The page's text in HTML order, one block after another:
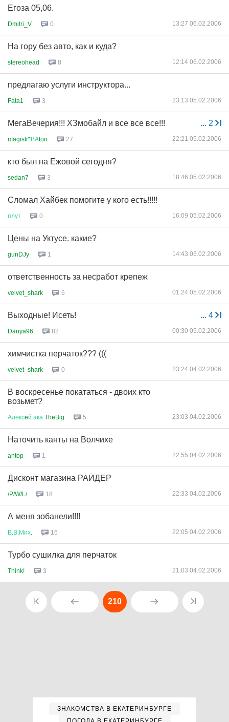
Егоза 05,06.
Dmitri_V 0 13:27 06.02.2006
На гору без авто, как и куда?
stereohead 8 12:14 06.02.2006
предлагаю услуги инструктора...
Fata1 3 23:13 05.02.2006
... 2
МегаВечерия!!! ХЗмобайл и все все все!!!
magistr*ВАton 27 22:21 05.02.2006
кто был на Ежовой сегодня?
sedan7 3 18:46 05.02.2006
Сломал Хайбек помогите у кого есть!!!!!
плут 0 16:09 05.02.2006
Цены на Уктусе. какие?
gunDJy 1 14:43 05.02.2006
ответственность за несработ крепеж
velvet_shark 6 01:24 05.02.2006
... 4
Выходные! Исеть!
Danya96 82 00:30 05.02.2006
химчистка перчаток??? (((
velvet_shark 0 23:24 04.02.2006
В воскресенье покататься - двоих кто
возьмет?
Алексeй ака TheBig 5 23:03 04.02.2006
Наточить канты на Волчихе
antop 1 22:55 04.02.2006
Дисконт магазина РАЙДЕР
/P/W/L/ 18 22:33 04.02.2006
А меня зобанели!!!!
В В Мих 16 22:05 04.02.2006
Турбо сушилка для перчаток
Think! 3 21:03 04.02.2006
210
ЗНАКОМСТВА В ЕКАТЕРИНБУРГЕ